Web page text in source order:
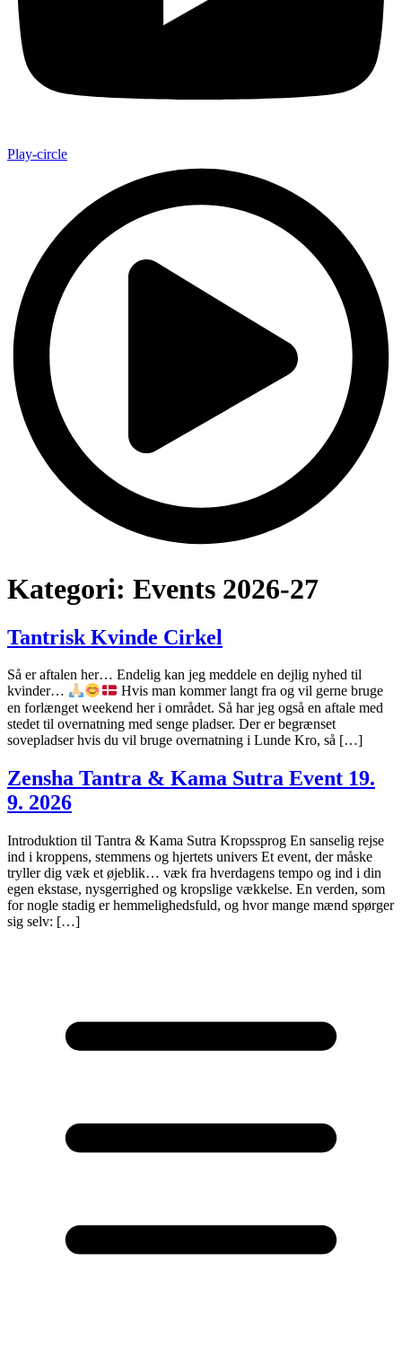
Play-circle
Kategori: Events 2026-27
Tantrisk Kvinde Cirkel
Så er aftalen her… Endelig kan jeg meddele en dejlig nyhed til
kvinder…
Hvis man kommer langt fra og vil gerne bruge
en forlænget weekend her i området. Så har jeg også en aftale med
stedet til overnatning med senge pladser. Der er begrænset
sovepladser hvis du vil bruge overnatning i Lunde Kro, så […]
Zensha Tantra & Kama Sutra Event 19.
9. 2026
Introduktion til Tantra & Kama Sutra Kropssprog En sanselig rejse
ind i kroppens, stemmens og hjertets univers Et event, der måske
tryller dig væk et øjeblik… væk fra hverdagens tempo og ind i din
egen ekstase, nysgerrighed og kropslige vækkelse. En verden, som
for nogle stadig er hemmelighedsfuld, og hvor mange mænd spørger
sig selv: […]